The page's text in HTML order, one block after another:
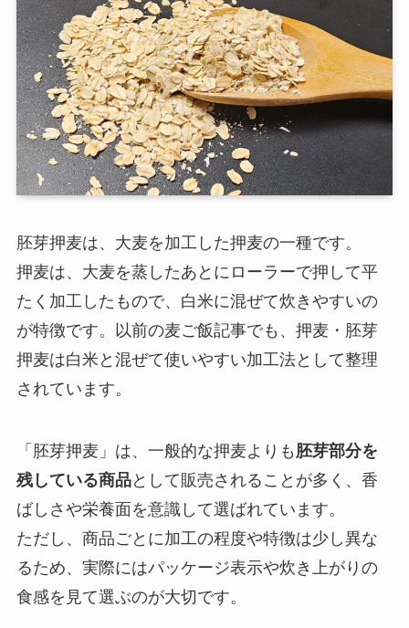
胚芽押麦は、大麦を加工した押麦の一種です。
押麦は、大麦を蒸したあとにローラーで押して平
たく加工したもので、白米に混ぜて炊きやすいの
が特徴です。以前の麦ご飯記事でも、押麦・胚芽
押麦は白米と混ぜて使いやすい加工法として整理
されています。
「胚芽押麦」は、一般的な押麦よりも 胚芽部分を
残している商品として販売されることが多く、香
ばしさや栄養面を意識して選ばれています。
ただし、商品ごとに加工の程度や特徴は少し異な
るため、実際にはパッケージ表示や炊き上がりの
食感を見て選ぶのが大切です。